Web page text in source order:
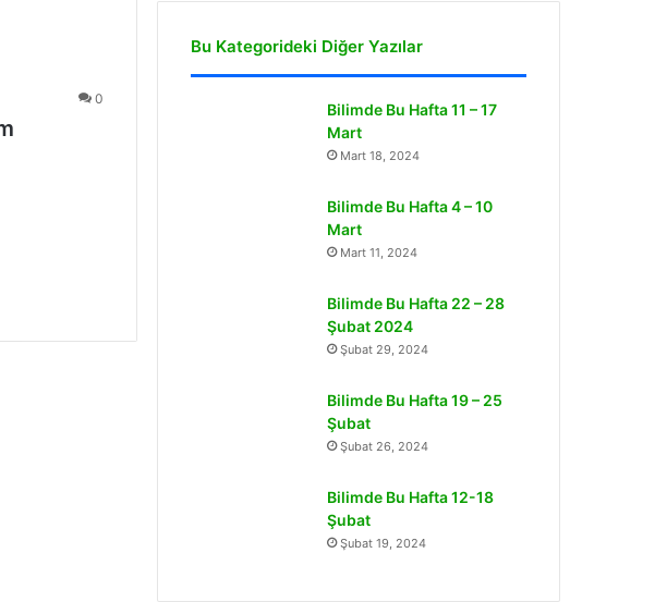
0
Bu Kategorideki Diğer Yazılar
Bilimde Bu Hafta 11 – 17
Mart
Mart 18, 2024
Bilimde Bu Hafta 4 – 10
Mart
Mart 11, 2024
Bilimde Bu Hafta 22 – 28
Şubat 2024
Şubat 29, 2024
Bilimde Bu Hafta 19 – 25
Şubat
Şubat 26, 2024
Bilimde Bu Hafta 12-18
Şubat
Şubat 19, 2024